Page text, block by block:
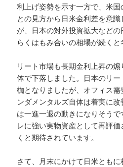
利上げ姿勢を示す一方で、米
との見方から日米金利差を意
が、日本の対外投資拡大など
らくはもみ合いの相場が続くと
リート市場も長期金利上昇の
体で下落しました。日本のリ
枷となりましたが、オフィス
ンダメンタルズ自体は着実に
は一進一退の動きになりそう
レに強い実物資産として再評
くと期待されています。
さて、月末にかけて日米ともに